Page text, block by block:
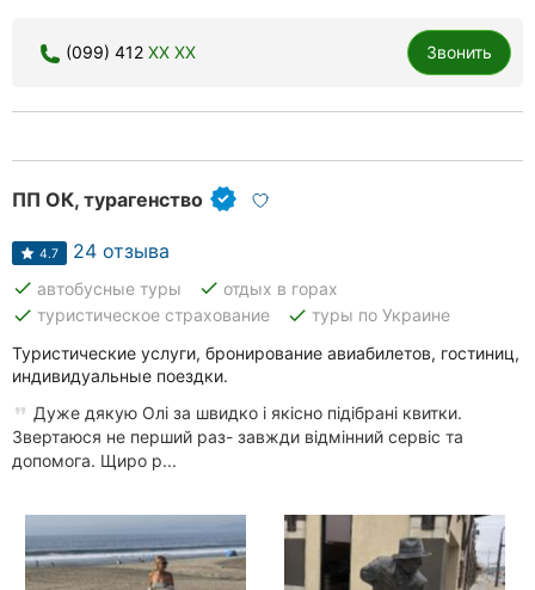
(099) 412 XX XX Звонить
ПП ОК, турагенство
4.7 24 отзыва
done автобусные туры done отдых в горах
done туристическое страхование done туры по Украине
Туристические услуги, бронирование авиабилетов, гостиниц,
индивидуальные поездки.
Дуже дякую Олі за швидко і якісно підібрані квитки.
Звертаюся не перший раз- завжди відмінний сервіс та
допомога. Щиро р...